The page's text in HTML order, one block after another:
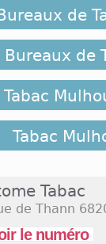
vous ne
Tabacs
bien
ou de la
et la rue de
et leurs
de choix de
d'ouverture
de
Bureaux de
Tabac
Tabac
Tabac
de Thann
le numéro